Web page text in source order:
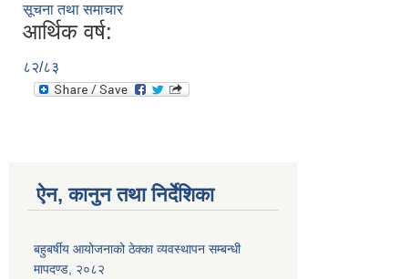
सूचना तथा समाचार
आर्थिक वर्ष:
८२/८३
ऐन, कानुन तथा निर्देशिका
बहुबर्षीय आयोजनाको ठेक्का व्यवस्थापन सम्बन्धी
मापदण्ड, २०८२